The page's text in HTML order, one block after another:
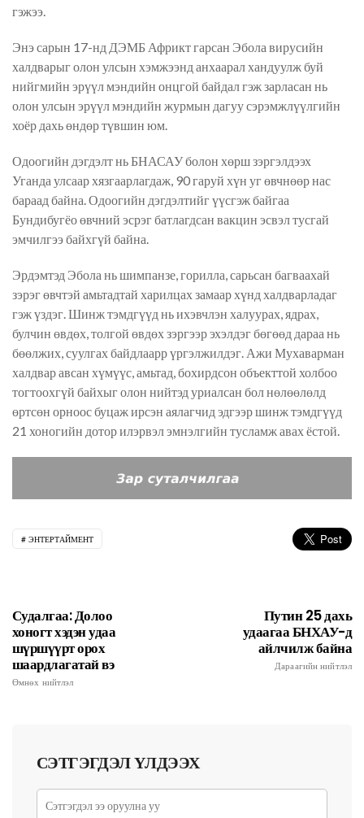
гэжээ.
Энэсарын 17-нд ДЭМБ Африкт гарсан Эбола вирусийн
халдварыг олон улсын хэмжээнд анхаарал хандуулж буй
нийгмийн эрүүл мэндийн онцгой байдал гэж зарласан нь
олон улсын эрүүл мэндийн журмын дагуу сэрэмжлүүлгийн
хоёр дахь өндөр түвшин юм.
Одоогийн дэгдэлт нь БНАСАУ болон хөрш зэргэлдээх
Уганда улсаар хязгаарлагдаж, 90 гаруй хүн уг өвчнөөр нас
бараад байна. Одоогийн дэгдэлтийг үүсгэж байгаа
Бундибугёо өвчний эсрэг батлагдсан вакцин эсвэл тусгай
эмчилгээ байхгүй байна.
Эрдэмтэд Эбола нь шимпанзе, горилла, сарьсан багваахай
зэрэг өвчтэй амьтадтай харилцах замаар хүнд халдварладаг
гэж үздэг.Шинж тэмдгүүд нь ихэвчлэн халуурах, ядрах,
булчин өвдөх, толгой өвдөх зэргээр эхэлдэг бөгөөд дараа нь
бөөлжих, суулгахбайдлааррүргэлжилдэг. Ажи Мухаварман
халдвар авсан хүмүүс, амьтад, бохирдсон объекттой холбоо
тогтоохгүй байхыг олон нийтэд уриалсан бол нөлөөлөлд
өртсөн орноос буцаж ирсэн аялагчид эдгээр шинж тэмдгүүд
21 хоногийн дотор илэрвэл эмнэлгийн тусламж авах ёстой.
ЭНТЕРТАЙМЕНТ
Судалгаа: Долоо
хоногт хэдэн удаа
шүршүүрт орох
шаардлагатай вэ
Өмнөх нийтлэл
Путин 25 дахь
удаагаа БНХАУ-д
айлчилж байна
Дараагийн нийтлэл
СЭТГЭГДЭЛ ҮЛДЭЭХ